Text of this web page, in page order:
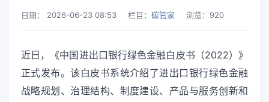
日期： 2026-06-23 08:53 栏目： 碳管家 浏览： 920
近日，《中国进出口银行绿色金融白皮书（2022）》
正式发布。该白皮书系统介绍了进出口银行绿色金融
战略规划、治理结构、制度建设、产品与服务创新和